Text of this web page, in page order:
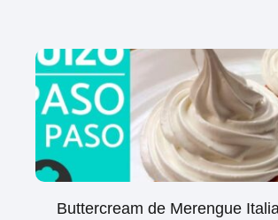
Buttercream de Merengue